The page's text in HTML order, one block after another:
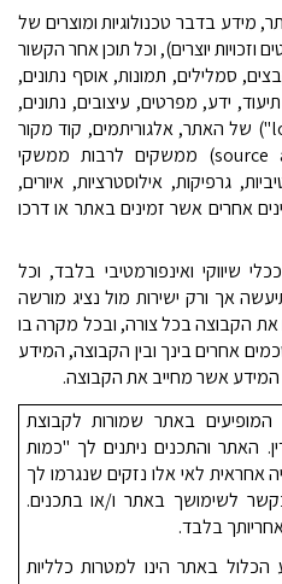
מידע בדבר טכנולוגיות ומוצרים של
יוצרים), וכל תוכן אחר הקשור
סמלילים, תמונות, אוסף נתונים,
ידע, מפרטים, עיצובים, נתונים,
) של האתר, אלגוריתמים, קוד מקור
(source ממשקים לרבות ממשקי
גרפיקות, אילוסטרציות, איורים,
אחרים אשר זמינים באתר או דרכו
ואינפורמטיבי בלבד, וכל
אך ורק ישירות מול נציג מורשה
את הקבוצה בכל צורה, ובכל מקרה בו
אחרים בינך ובין הקבוצה, המידע
המידע אשר מחייב את הקבוצה.
המופיעים באתר שמורות לקבוצת
האתר והתכנים ניתנים לך "כמות
אחראית לאי אלו נזקים שנגרמו לך
לשימושך באתר ו/או בתכנים.
בלבד.
באתר הינו למטרות כלליות